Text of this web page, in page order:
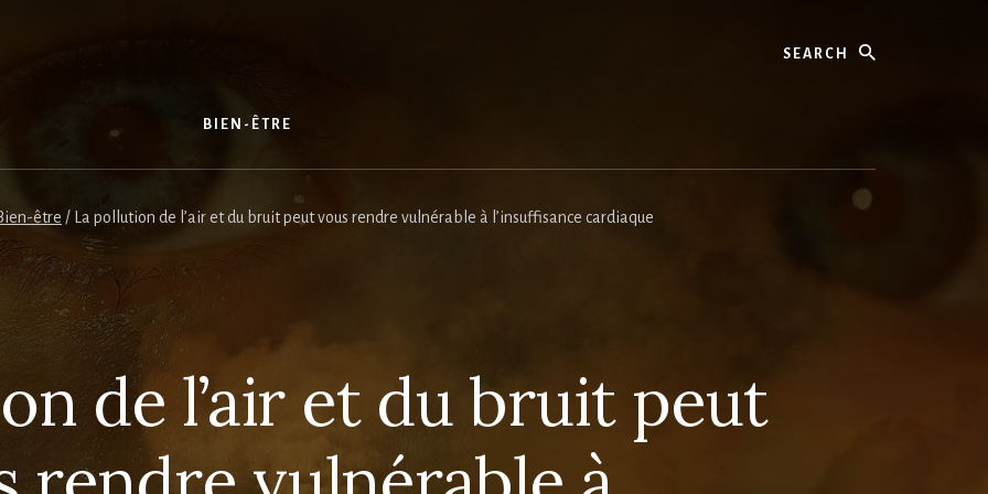
BIEN-ÊTRE
être / La pollution de l’air et du bruit peut vous rendre vulnérable à l’insuffisance cardiaque
de l’air et du bruit peut